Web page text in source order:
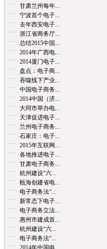
甘肃兰州每年...
宁波首个电子...
去年西安电子...
浙江省商务厅...
总结2015中国...
2014年广西电...
2014厦门电子...
盘点：电子商...
吞噬线下产业...
中国电子商务...
2014中国（济...
大同市举办电...
天津促进电子...
兰州电子商务...
石家庄：电子...
2015年互联网...
各地推进电子...
甘肃电子商务...
杭州建设“六...
瓯海创建省电...
电子商务法“...
新常态下电子...
电子商务立法...
惠州市建成首...
杭州建设“六...
电子商务法“...
2014年中国电...